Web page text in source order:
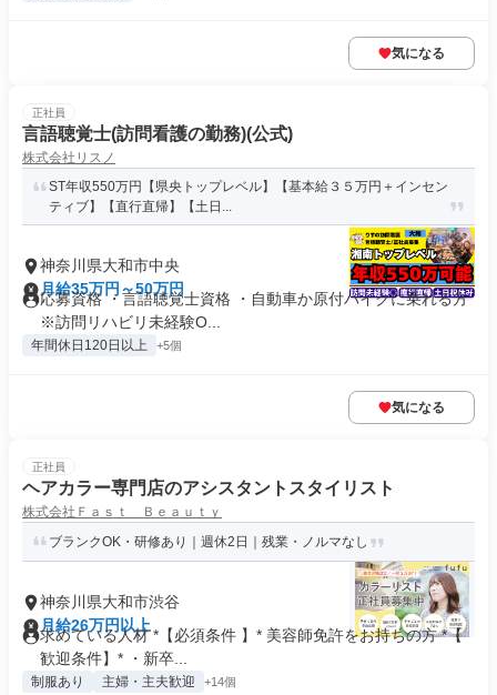
気になる
正社員
言語聴覚士(訪問看護の勤務)(公式)
株式会社リスノ
ST年収550万円【県央トップレベル】【基本給３５万円＋インセン
ティブ】【直行直帰】【土日...
神奈川県大和市中央
月給35万円～50万円
応募資格 ・言語聴覚士資格 ・自動車か原付バイクに乗れる方
※訪問リハビリ未経験O...
年間休日120日以上 +5個
気になる
正社員
ヘアカラー専門店のアシスタントスタイリスト
株式会社Ｆａｓｔ Ｂｅａｕｔｙ
ブランクOK・研修あり｜週休2日｜残業・ノルマなし
神奈川県大和市渋谷
月給26万円以上
求めている人材 *【必須条件 】* 美容師免許をお持ちの方 *【
歓迎条件】* ・新卒...
制服あり 主婦・主夫歓迎 +14個